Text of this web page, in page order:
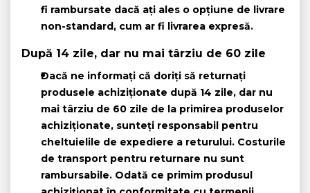
fi rambursate dacă ați ales o opțiune de livrare
non-standard, cum ar fi livrarea expresă.
După 14 zile, dar nu mai târziu de 60 zile
Dacă ne informați că doriți să returnați
produsele achiziționate după 14 zile, dar nu
mai târziu de 60 zile de la primirea produselor
achiziționate, sunteți responsabil pentru
cheltuielile de expediere a returului. Costurile
de transport pentru returnare nu sunt
rambursabile. Odată ce primim produsul